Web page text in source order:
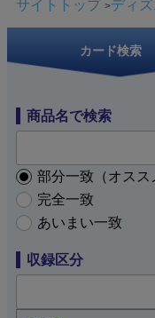
サイトトップ ディ
カード検索
商品名で検索
部分一致（オスス
完全一致
あいまい一致
収録区分